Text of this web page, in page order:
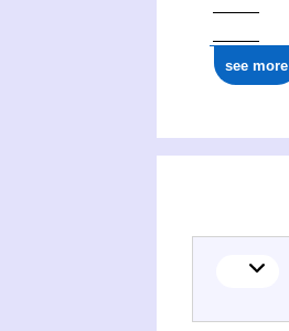
see more